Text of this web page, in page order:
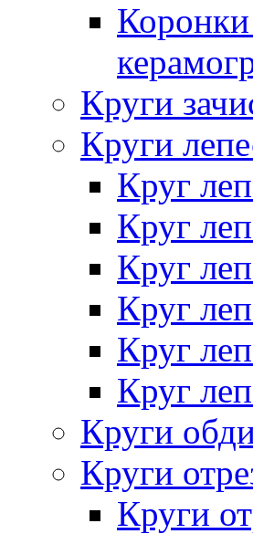
Круги
Круги
Круг
Круг
Круг
Круг
Круг
Круг
Круги
Круги
Круги